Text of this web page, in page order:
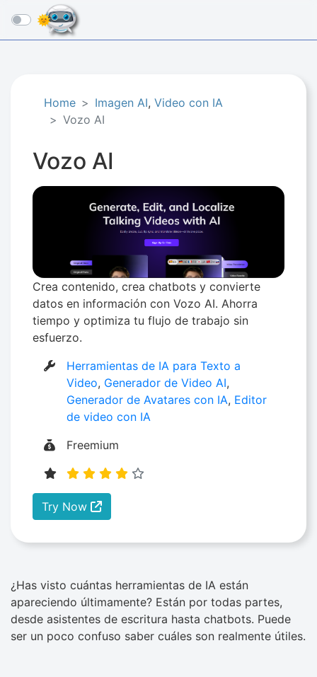
☰
Home Imagen AI, Video con IA
Vozo AI
Vozo AI
Crea contenido, crea chatbots y convierte
datos en información con Vozo AI. Ahorra
tiempo y optimiza tu flujo de trabajo sin
esfuerzo.
Herramientas de IA para Texto a
Video, Generador de Video AI,
Generador de Avatares con IA, Editor
de video con IA
Freemium
Try Now
¿Has visto cuántas herramientas de IA están
apareciendo últimamente? Están por todas partes,
desde asistentes de escritura hasta chatbots. Puede
ser un poco confuso saber cuáles son realmente útiles.